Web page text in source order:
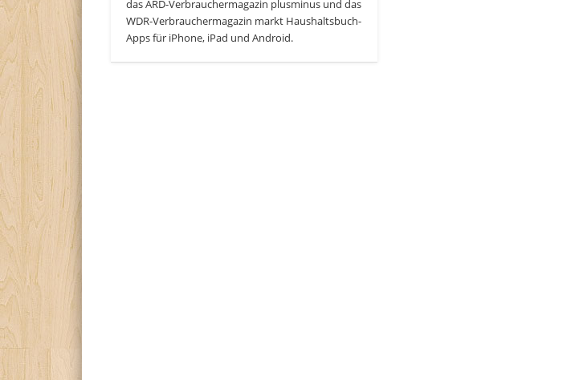
das ARD-Verbrauchermagazin plusminus und das
WDR-Verbrauchermagazin markt Haushaltsbuch-
Apps für iPhone, iPad und Android.